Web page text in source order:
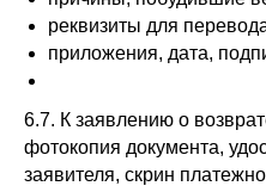
реквизиты для
приложения, дата,
6.7. К заявлению о
фотокопия документа,
заявителя, скрин